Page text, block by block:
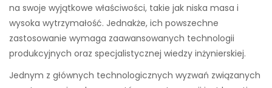
na swoje wyjątkowe właściwości, takie jak niska masa i
wysoka wytrzymałość. Jednakże, ich powszechne
zastosowanie wymaga zaawansowanych technologii
produkcyjnych oraz specjalistycznej wiedzy inżynierskiej.
Jednym z głównych technologicznych wyzwań związanych